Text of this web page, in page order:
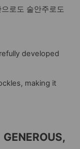
로도 술안주로도
developed
making it